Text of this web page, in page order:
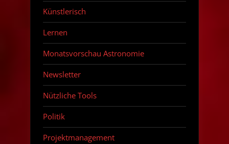
Künstlerisch
Lernen
Monatsvorschau Astronomie
Newsletter
Nützliche Tools
Politik
Projektmanagement